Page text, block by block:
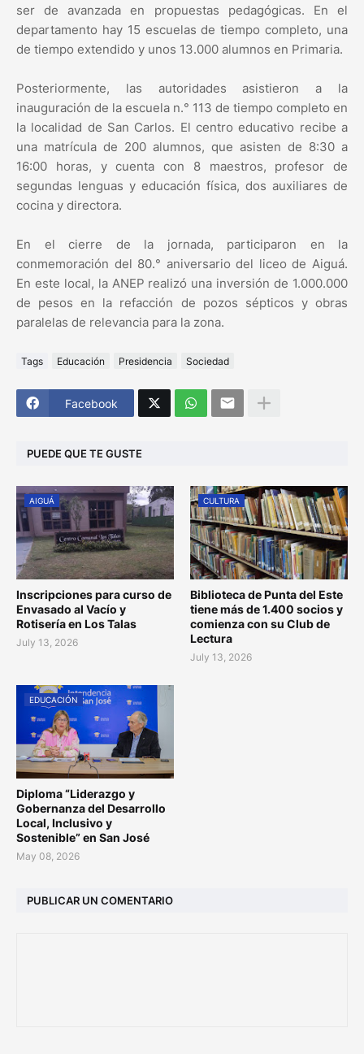
ser de avanzada en propuestas pedagógicas. En el
departamento hay 15 escuelas de tiempo completo, una
de tiempo extendido y unos 13.000 alumnos en Primaria.
Posteriormente, las autoridades asistieron a la
inauguración de la escuela n.° 113 de tiempo completo en
la localidad de San Carlos. El centro educativo recibe a
una matrícula de 200 alumnos, que asisten de 8:30 a
16:00 horas, y cuenta con 8 maestros, profesor de
segundas lenguas y educación física, dos auxiliares de
cocina y directora.
En el cierre de la jornada, participaron en la
conmemoración del 80.° aniversario del liceo de Aiguá.
En este local, la ANEP realizó una inversión de 1.000.000
de pesos en la refacción de pozos sépticos y obras
paralelas de relevancia para la zona.
Tags Educación Presidencia Sociedad
Facebook
PUEDE QUE TE GUSTE
AIGUÁ
Inscripciones para curso de
Envasado al Vacío y
Rotisería en Los Talas
July 13, 2026
CULTURA
Biblioteca de Punta del Este
tiene más de 1.400 socios y
comienza con su Club de
Lectura
July 13, 2026
EDUCACIÓN
Diploma “Liderazgo y
Gobernanza del Desarrollo
Local, Inclusivo y
Sostenible” en San José
May 08, 2026
PUBLICAR UN COMENTARIO